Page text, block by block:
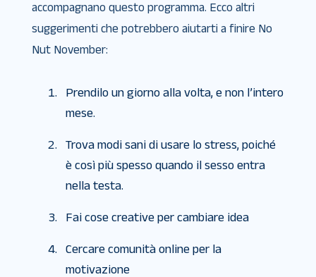
accompagnano questo programma. Ecco altri
suggerimenti che potrebbero aiutarti a finire No
Nut November:
Prendilo un giorno alla volta, e non l’intero
mese.
Trova modi sani di usare lo stress, poiché
è così più spesso quando il sesso entra
nella testa.
Fai cose creative per cambiare idea
Cercare comunità online per la
motivazione